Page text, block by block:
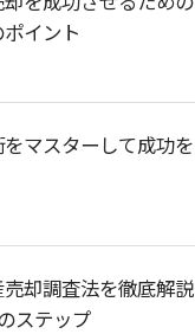
イント
マスターして成功を
却調査法を徹底解説
ステップ